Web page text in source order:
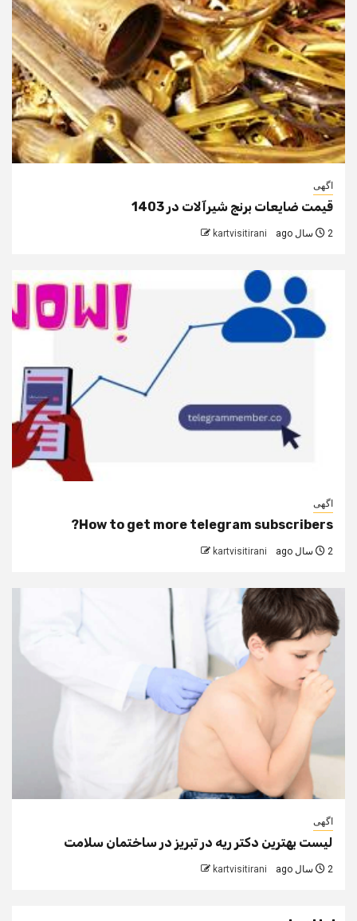
اگهی
قیمت ضایعات برنج شیرآلات در 1403
2 سال ago kartvisitirani
اگهی
How to get more telegram subscribers?
2 سال ago kartvisitirani
اگهی
لیست بهترین دکتر ریه در تبریز در ساختمان سلامت
2 سال ago kartvisitirani